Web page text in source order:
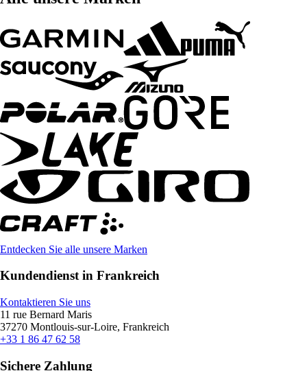
Entdecken Sie alle unsere Marken
Kundendienst in Frankreich
Kontaktieren Sie uns
11 rue Bernard Maris
37270 Montlouis-sur-Loire, Frankreich
+33 1 86 47 62 58
Sichere Zahlung